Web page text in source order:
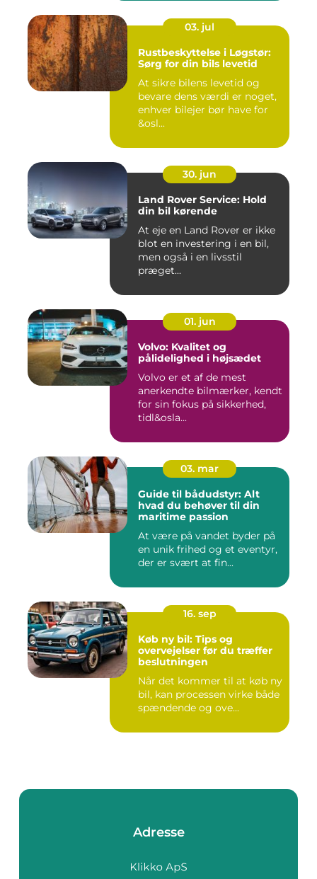
03. jul
Rustbeskyttelse i Løgstør:
Sørg for din bils levetid
At sikre bilens levetid og
bevare dens værdi er noget,
enhver bilejer bør have for
&osl...
30. jun
Land Rover Service: Hold
din bil kørende
At eje en Land Rover er ikke
blot en investering i en bil,
men også i en livsstil
præget...
01. jun
Volvo: Kvalitet og
pålidelighed i højsædet
Volvo er et af de mest
anerkendte bilmærker, kendt
for sin fokus på sikkerhed,
tidl&osla...
03. mar
Guide til bådudstyr: Alt
hvad du behøver til din
maritime passion
At være på vandet byder på
en unik frihed og et eventyr,
der er svært at fin...
16. sep
Køb ny bil: Tips og
overvejelser før du træffer
beslutningen
Når det kommer til at køb ny
bil, kan processen virke både
spændende og ove...
Adresse